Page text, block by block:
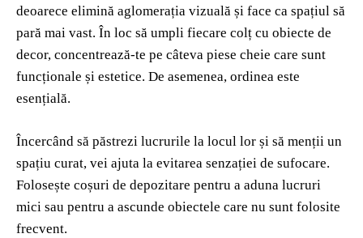
deoarece elimină aglomerația vizuală și face ca spațiul să
pară mai vast. În loc să umpli fiecare colț cu obiecte de
decor, concentrează-te pe câteva piese cheie care sunt
funcționale și estetice. De asemenea, ordinea este
esențială.
Încercând să păstrezi lucrurile la locul lor și să menții un
spațiu curat, vei ajuta la evitarea senzației de sufocare.
Folosește coșuri de depozitare pentru a aduna lucruri
mici sau pentru a ascunde obiectele care nu sunt folosite
frecvent.